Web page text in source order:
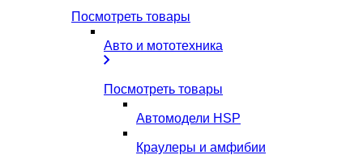
Посмотреть товары
Авто и мототехника
Посмотреть товары
Автомодели HSP
Краулеры и амфибии